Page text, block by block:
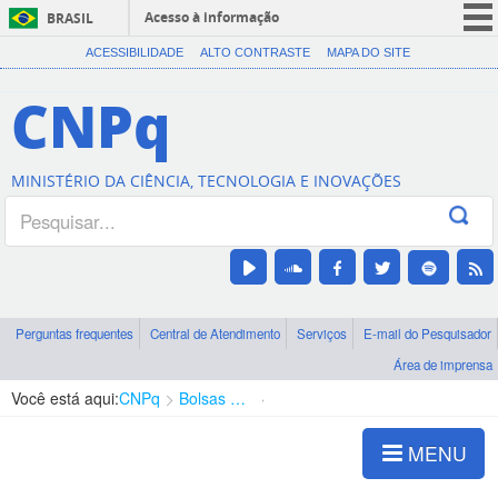
BRASIL
Acesso à informação
CORONAVÍRUS (COVID-19)
Canais
ACESSIBILIDADE ALTO CONTRASTE MAPA DO SITE
CNPq
MINISTÉRIO DA CIÊNCIA, TECNOLOGIA E INOVAÇÕES
Perguntas frequentes Central de Atendimento Serviços
E-mail do Pesquisador
Área de imprensa
Você está aqui:CNPq Bolsas e Auxílios Vigentes
MENU